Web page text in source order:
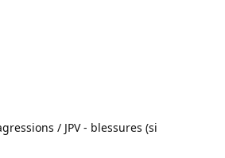
/ JPV - blessures (si